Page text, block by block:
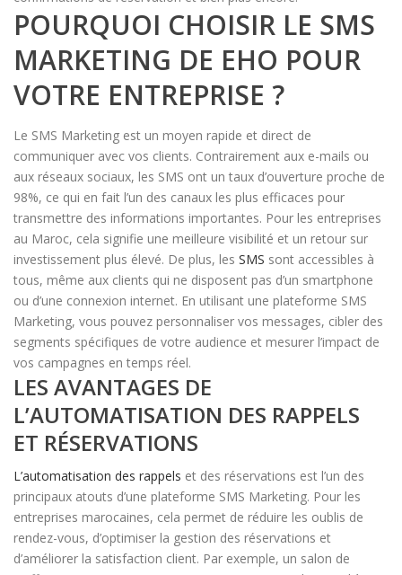
POURQUOI CHOISIR LE SMS
MARKETING DE EHO POUR
VOTRE ENTREPRISE ?
Le SMS Marketing est un moyen rapide et direct de
communiquer avec vos clients. Contrairement aux e-mails ou
aux réseaux sociaux, les SMS ont un taux d’ouverture proche de
98%, ce qui en fait l’un des canaux les plus efficaces pour
transmettre des informations importantes. Pour les entreprises
au Maroc, cela signifie une meilleure visibilité et un retour sur
investissement plus élevé. De plus, les SMS sont accessibles à
tous, même aux clients qui ne disposent pas d’un smartphone
ou d’une connexion internet. En utilisant une plateforme SMS
Marketing, vous pouvez personnaliser vos messages, cibler des
segments spécifiques de votre audience et mesurer l’impact de
vos campagnes en temps réel.
LES AVANTAGES DE
L’AUTOMATISATION DES RAPPELS
ET RÉSERVATIONS
L’automatisation des rappels et des réservations est l’un des
principaux atouts d’une plateforme SMS Marketing. Pour les
entreprises marocaines, cela permet de réduire les oublis de
rendez-vous, d’optimiser la gestion des réservations et
d’améliorer la satisfaction client. Par exemple, un salon de